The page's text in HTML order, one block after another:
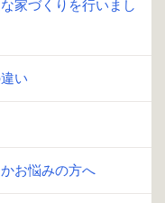
家づくりを行いまし
い
お悩みの方へ